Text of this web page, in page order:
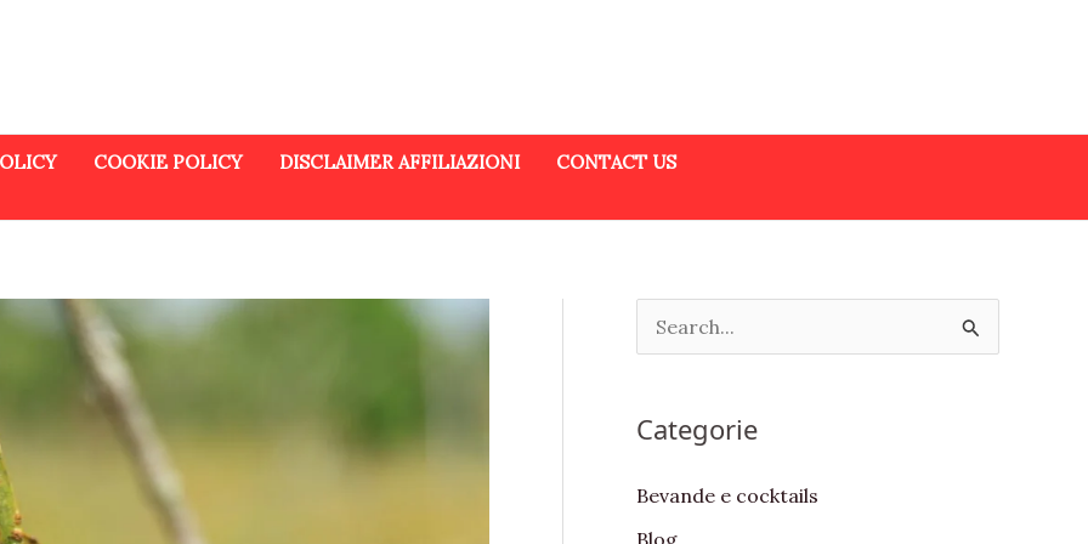
COOKIE POLICY DISCLAIMER AFFILIAZIONI
CONTACT US
e
r
Categorie
Bevande e cocktails
Blog